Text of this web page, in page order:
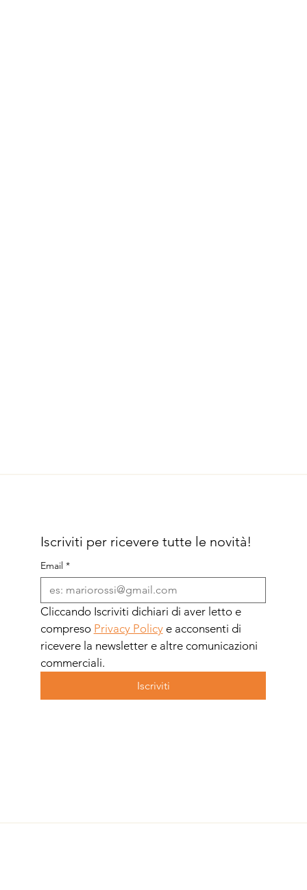
Iscriviti per ricevere tutte le novità!
Email *
Cliccando Iscriviti dichiari di aver letto e
compreso Privacy Policy e acconsenti di
ricevere la newsletter e altre comunicazioni
commerciali.
Iscriviti